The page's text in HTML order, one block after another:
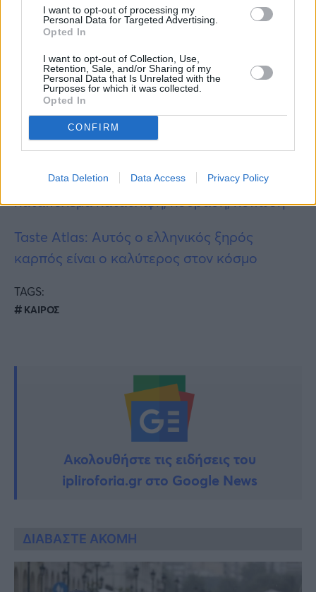
I want to opt-out of processing my
Personal Data for Targeted Advertising.
Opted In
I want to opt-out of Collection, Use,
Retention, Sale, and/or Sharing of my
Personal Data that Is Unrelated with the
Purposes for which it was collected.
Opted In
CONFIRM
Data Deletion Data Access Privacy Policy
-Η παραπάνω πρόγνωση θα επικαιροποιείται
ανάλογα με την πορεία της θερμής μάζας».
Περισσότερεςειδήσεις σήμερα
Προσοχή: Αυτές είναι οι 5 εφαρμογές που
πρέπει να διαγράψετε άμεσα από το κινητό
σας
Λίγοι τη γνωρίζουν: Η βιταμίνη που
καταπολεμά κατάθλιψη, κούραση, κόπωση
Taste Atlas: Αυτός ο ελληνικός ξηρός
καρπός είναι ο καλύτερος στον κόσμο
TAGS:
ΚΑΙΡΟΣ
Ακολουθήστε τις ειδήσεις του
ipliroforia.gr στο Google News
ΔΙΑΒΑΣΤΕ ΑΚΟΜΗ